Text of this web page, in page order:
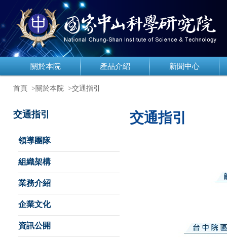
關於本院 產品介紹 新聞中心
首頁 >關於本院 >交通指引
交通指引
領導團隊
組織架構
業務介紹
企業文化
資訊公開
交通指引